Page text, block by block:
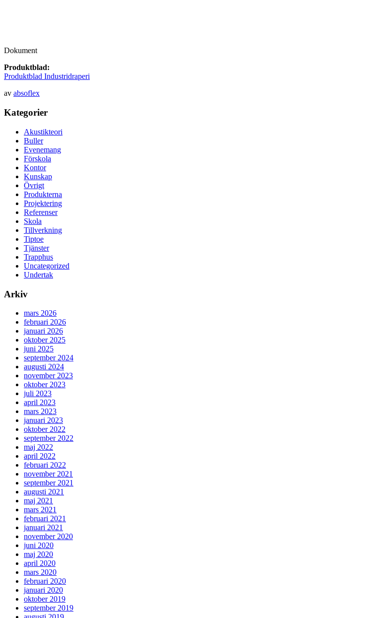
Dokument
Produktblad:
Produktblad Industridraperi
av absoflex
Kategorier
Akustikteori
Buller
Evenemang
Förskola
Kontor
Kunskap
Övrigt
Produkterna
Projektering
Referenser
Skola
Tillverkning
Tiptoe
Tjänster
Trapphus
Uncategorized
Undertak
Arkiv
mars 2026
februari 2026
januari 2026
oktober 2025
juni 2025
september 2024
augusti 2024
november 2023
oktober 2023
juli 2023
april 2023
mars 2023
januari 2023
oktober 2022
september 2022
maj 2022
april 2022
februari 2022
november 2021
september 2021
augusti 2021
maj 2021
mars 2021
februari 2021
januari 2021
november 2020
juni 2020
maj 2020
april 2020
mars 2020
februari 2020
januari 2020
oktober 2019
september 2019